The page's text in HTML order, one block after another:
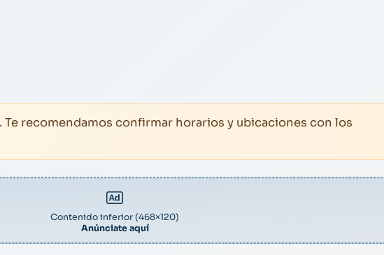
recomendamos confirmar horarios y ubicaciones con los
Contenido inferior (468×120)
Anúnciate aquí